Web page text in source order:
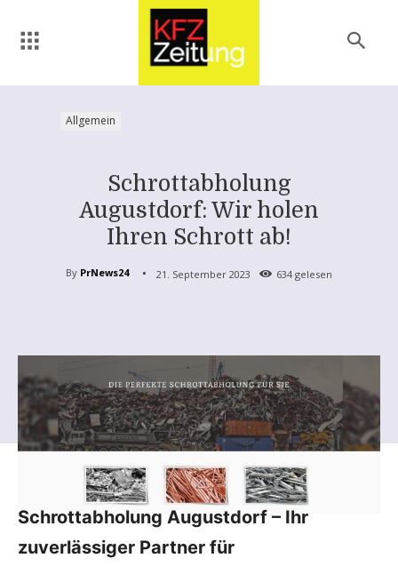
Allgemein
Schrottabholung
Augustdorf: Wir holen
Ihren Schrott ab!
By PrNews24 21. September 2023 634 gelesen
Schrottabholung Augustdorf – Ihr
zuverlässiger Partner für